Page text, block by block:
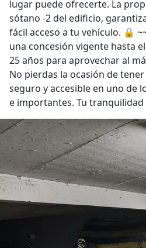
lugar puede ofrecerte. La
sótano -2 del edificio,
fácil acceso a tu vehículo. 🔒
una concesión vigente hasta
25 años para aprovechar al
No pierdas la ocasión de
seguro y accesible en uno de
e importantes. Tu tranquilidad